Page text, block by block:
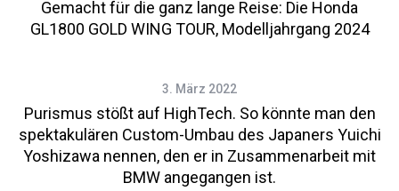
Gemacht für die ganz lange Reise: Die Honda
GL1800 GOLD WING TOUR, Modelljahrgang 2024
3. März 2022
Purismus stößt auf HighTech. So könnte man den
spektakulären Custom-Umbau des Japaners Yuichi
Yoshizawa nennen, den er in Zusammenarbeit mit
BMW angegangen ist.